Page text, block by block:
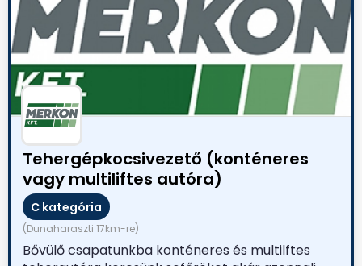
Tehergépkocsivezető (konténeres
vagy multiliftes autóra)
C kategória
(Dunaharaszti 17km-re)
Bővülő csapatunkba konténeres és multilftes